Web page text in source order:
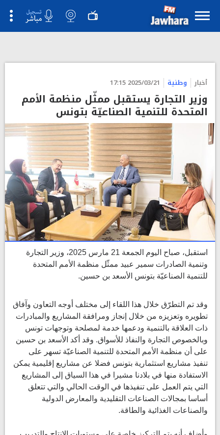
أخبار وطنية 2025/03/21 17:15
وزير التجارة يستقبل ممثّل منظمة الأمم
المتحدة للتنمية الصناعيّة بتونس
استقبل، صباح اليوم الجمعة 21 مارس 2025، وزير التجارة
وتنمية الصادرات سمير عبيد ممثّل منظمة الأمم المتحدة
للتنمية الصناعيّة بتونس الأسعد بن حسين.
وقد تم التطرّق خلال هذا اللقاء إلى مختلف أوجه التعاون وآفاق
تطويره وتعزيزه من خلال إنجاز ومرافقة المشاريع والمبادرات
ذات العلاقة بالتنمية ودعمها خدمة لمصلحة وتوجهات تونس
وبالخصوص التجارة والنفاذ للأسواق. وقد أكد الأسعد بن حسين
على أن منظمة الأمم المتحدة للتنمية الصناعيّة تسهر على
تنفيذ مشاريع استثمارية بتونس فضلا عن مشاريع إقليمية يمكن
الاستفادة منها في بلادنا مشيرا في هذا السياق إلى المشاريع
التي يتم العمل على تنفيذها في الوقت الحالي والتي تتعلق
أساسا بمجالات الصناعات التقليدية والمعارض الدولية
والصناعات الغذائية والطاقة.